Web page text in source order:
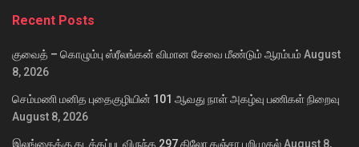
Recent Posts
குவைத் – கொழும்பு ஸ்ரீலங்கன் விமான சேவை மீண்டும் ஆரம்பம்August
8, 2026
செம்மணி மனித புதைகுழியின் 101 ஆவது நாள் அகழ்வு பணிகள் நிறைவு
August 8, 2026
இலங்கைக்கு கடத்தப்படவிருந்த 297 கிலோ கஞ்சா பறிமுதல்August 8,